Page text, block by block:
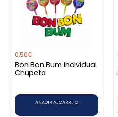
0,50€
Bon Bon Bum Individual
Chupeta
AÑADIR AL CARRITO